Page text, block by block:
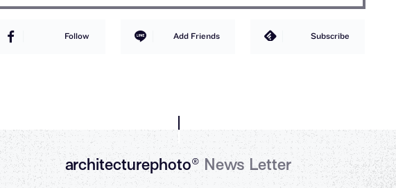
Follow Add Friends Subscribe
architecturephoto®News Letter